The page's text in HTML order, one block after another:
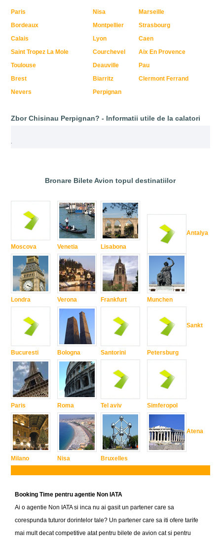
Paris Nisa
Marseille
Bordeaux
Montpellier
Strasbourg
Calais
Lyon
Caen
Saint Tropez La Mole
Courchevel
Aix En Provence
Toulouse
Deauville
Pau
Brest
Biarritz
Clermont Ferrand
Nevers
Perpignan
Zbor Chisinau Perpignan? - Informatii utile de la calatori
.
Bronare Bilete Avion topul destinatiilor
Moscova
Londra
Bucuresti
Paris
Milano
Venetia
Verona
Bologna
Roma
Nisa
Lisabona
Frankfurt
Santorini
Tel aviv
Bruxelles
Antalya
Munchen
Sankt
Petersburg
Simferopol
Atena
Booking Time pentru agentie Non IATA
Ai o agentie Non IATA si inca nu ai gasit un partener care sa
corespunda tuturor dorintelor tale? Un partener care sa iti ofere tarife
mai mult decat competitive atat pentru bilete de avion cat si pentru